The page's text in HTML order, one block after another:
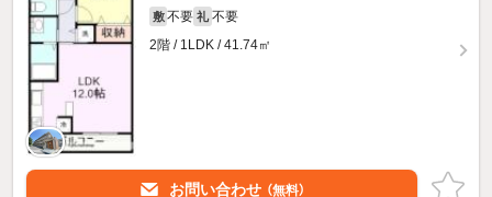
敷 不要 礼 不要
2階 / 1LDK / 41.74㎡
お問い合わせ （無料）